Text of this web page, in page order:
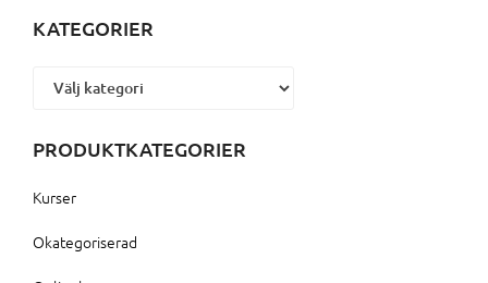
KATEGORIER
Kategorier
PRODUKTKATEGORIER
Kurser
Okategoriserad